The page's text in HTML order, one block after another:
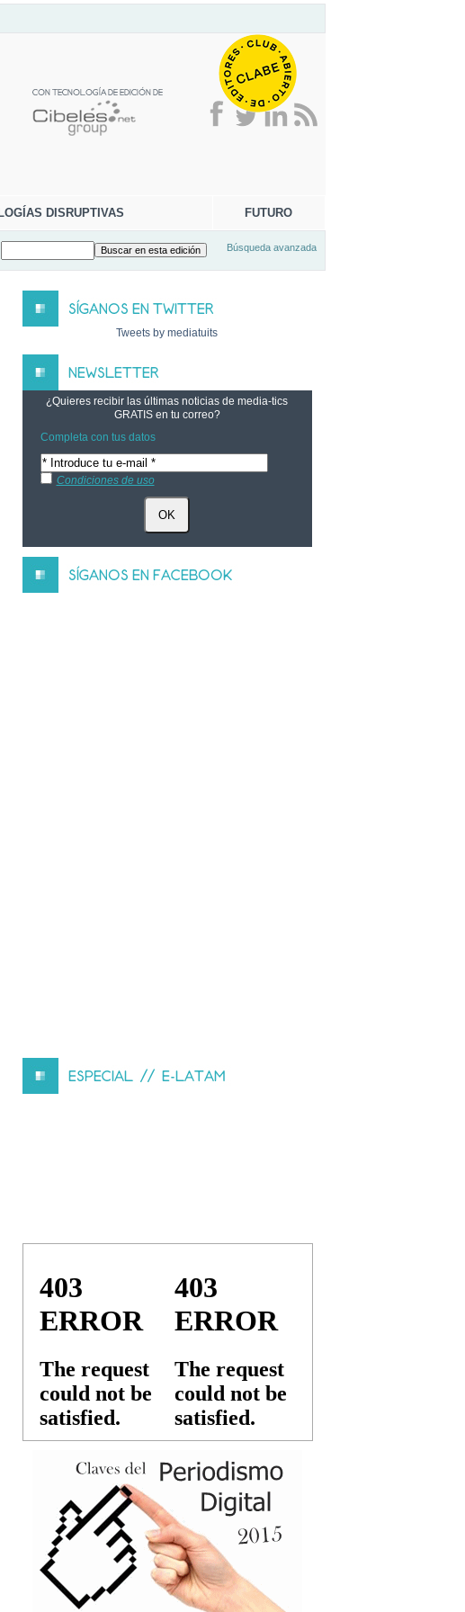
DISRUPTIVAS FUTURO
Búsqueda avanzada
Tweets by mediatuits
¿Quieres recibir las últimas noticias de media-tics
GRATISen tu correo?
Completa con tus datos
Condiciones de uso